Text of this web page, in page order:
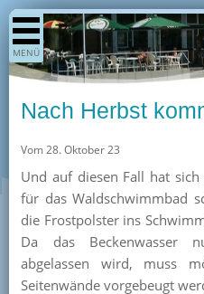
MENÜ
Shop
Aktuelles
Termine
Berichte
Bilder
/ Preise
Kurse
Kioskangebote
Nach Herbst
Vom 28. Oktober 23
Und auf diesen Fall hat
für das Waldschwimmbad
die Frostpolster ins
Da das Beckenwasser
abgelassen wird, muss
Seitenwände vorgebeugt